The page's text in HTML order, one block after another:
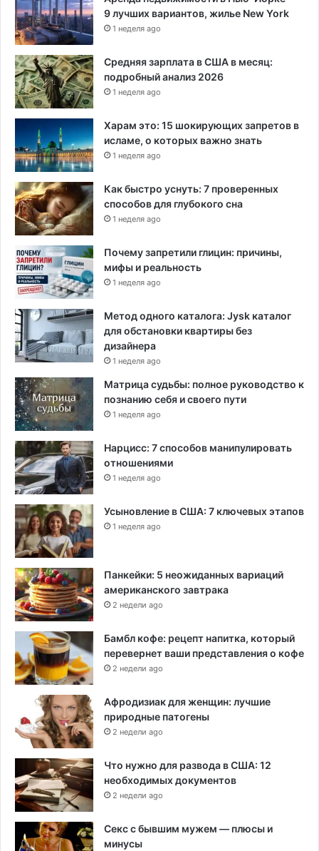
9 лучших вариантов, жилье New York
1 неделя ago
Средняя зарплата в США в месяц:
подробный анализ 2026
1 неделя ago
Харам это: 15 шокирующих запретов в
исламе, о которых важно знать
1 неделя ago
Как быстро уснуть: 7 проверенных
способов для глубокого сна
1 неделя ago
Почему запретили глицин: причины,
мифы и реальность
1 неделя ago
Метод одного каталога: Jysk каталог
для обстановки квартиры без
дизайнера
1 неделя ago
Матрица судьбы: полное руководство к
познанию себя и своего пути
1 неделя ago
Нарцисс: 7 способов манипулировать
отношениями
1 неделя ago
Усыновление в США: 7 ключевых этапов
1 неделя ago
Панкейки: 5 неожиданных вариаций
американского завтрака
2 недели ago
Бамбл кофе: рецепт напитка, который
перевернет ваши представления о кофе
2 недели ago
Афродизиак для женщин: лучшие
природные патогены
2 недели ago
Что нужно для развода в США: 12
необходимых документов
2 недели ago
Секс с бывшим мужем — плюсы и
минусы